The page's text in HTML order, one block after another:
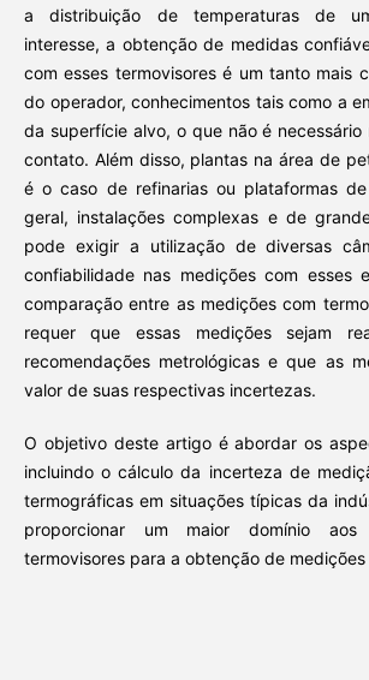
a distribuição de temperaturas de
interesse, a obtenção de medidas
com esses termovisores é um tanto mais
do operador, conhecimentos tais como a
da superfície alvo, o que não é
contato. Além disso, plantas na área de
é o caso de refinarias ou plataformas
geral, instalações complexas e de
pode exigir a utilização de diversas
confiabilidade nas medições com esses
comparação entre as medições com
requer que essas medições sejam
recomendações metrológicas e que as
valor de suas respectivas incertezas.
O objetivo deste artigo é abordar os
incluindo o cálculo da incerteza de
termográficas em situações típicas da
proporcionar um maior domínio aos
termovisores para a obtenção de